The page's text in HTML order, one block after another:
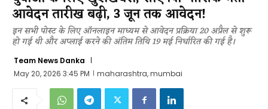
आवेदन तारीख बढ़ी, 3 जून तक आवेदन!
इन सभी पोस्ट के लिए ऑनलाइन माध्यम से आवेदन प्रक्रिया 20 अप्रैल से शुरू
हो गई थी और अप्लाई करने की अंतिम तिथि 19 मई निर्धारित की गई है।
Team News Danka
May 20, 2026 3:45 PM
maharashtra, mumbai